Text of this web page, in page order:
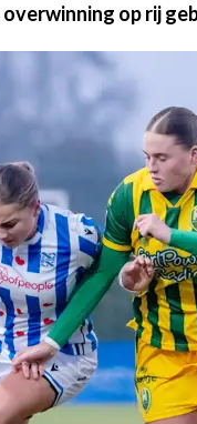
op rij